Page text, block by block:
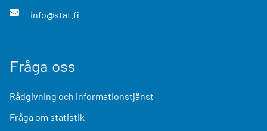
info@stat.fi
Fråga oss
Rådgivning och informationstjänst
Fråga om statistik